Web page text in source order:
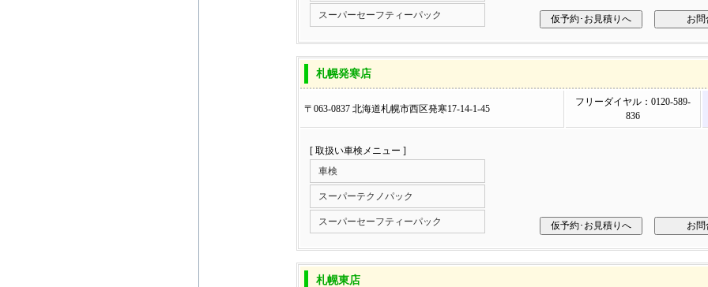
スーパーセーフティーパック
札幌発寒店
〒063-0837 北海道札幌市西区発寒17-14-1-45
フリーダイヤル：0120-589-
836
[ 取扱い車検メニュー ]
車検
スーパーテクノパック
スーパーセーフティーパック
札幌東店